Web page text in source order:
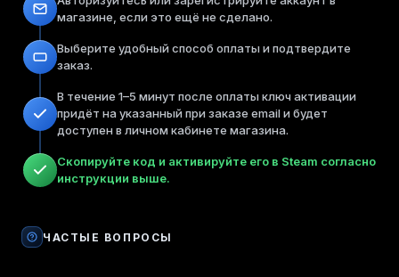
магазине, если это ещё не сделано.
Выберите удобный способ оплаты и подтвердите
заказ.
В течение 1–5 минут после оплаты ключ активации
придёт на указанный при заказе email и будет
доступен в личном кабинете магазина.
Скопируйте код и активируйте его в Steam согласно
инструкции выше.
ЧАСТЫЕ ВОПРОСЫ